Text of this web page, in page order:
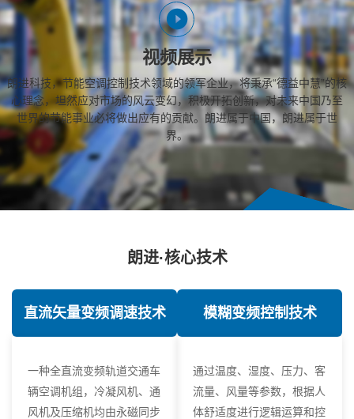
视频展示
朗进科技，节能空调控制技术领域的领军企业，将秉承“德益中慧”的核
心理念，坦然应对市场的风云变幻，积极开拓创新，对未来中国乃至
世界的节能事业必将做出应有的贡献。朗进属于中国，朗进属于世
界。
朗进·核心技术
直流矢量变频调速技术
一种全直流变频轨道交通车
辆空调机组，冷凝风机、通
风机及压缩机均由永磁同步
模糊变频控制技术
通过温度、湿度、压力、客
流量、风量等参数，根据人
体舒适度进行逻辑运算和控